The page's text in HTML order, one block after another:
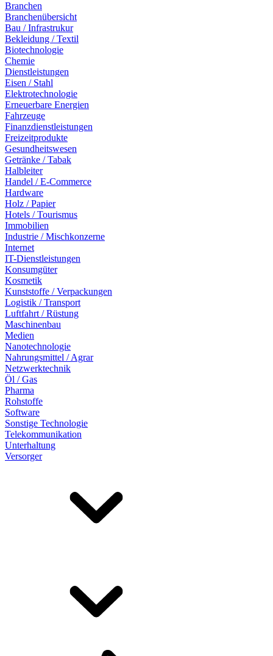
Branchen
Branchenübersicht
Bau / Infrastrukur
Bekleidung / Textil
Biotechnologie
Chemie
Dienstleistungen
Eisen / Stahl
Elektrotechnologie
Erneuerbare Energien
Fahrzeuge
Finanzdienstleistungen
Freizeitprodukte
Gesundheitswesen
Getränke / Tabak
Halbleiter
Handel / E-Commerce
Hardware
Holz / Papier
Hotels / Tourismus
Immobilien
Industrie / Mischkonzerne
Internet
IT-Dienstleistungen
Konsumgüter
Kosmetik
Kunststoffe / Verpackungen
Logistik / Transport
Luftfahrt / Rüstung
Maschinenbau
Medien
Nanotechnologie
Nahrungsmittel / Agrar
Netzwerktechnik
Öl / Gas
Pharma
Rohstoffe
Software
Sonstige Technologie
Telekommunikation
Unterhaltung
Versorger